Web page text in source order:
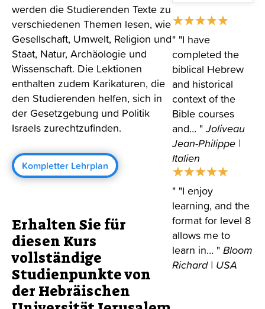
werden die Studierenden Texte zu
verschiedenen Themen lesen, wie
Gesellschaft, Umwelt, Religion und
Staat, Natur, Archäologie und
Wissenschaft. Die Lektionen
enthalten zudem Karikaturen, die
den Studierenden helfen, sich in
der Gesetzgebung und Politik
Israels zurechtzufinden.
Kompletter Lehrplan
Erhalten Sie für
diesen Kurs
vollständige
Studienpunkte von
der Hebräischen
"I have
completed the
biblical Hebrew
and historical
context of the
Bible courses
and…
Joliveau
Jean-Philippe |
Italien
"I enjoy
learning, and the
format for level 8
allows me to
learn in…
Bloom
Richard| USA